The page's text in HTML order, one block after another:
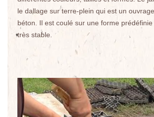
le dallage sur terre-plein qui est un
béton. Il est coulé sur une forme
très stable.